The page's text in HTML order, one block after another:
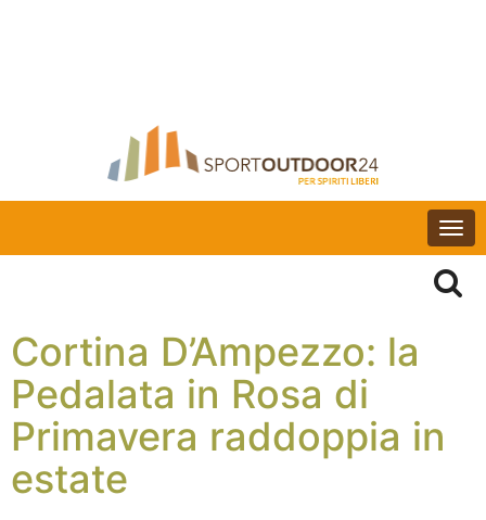
Cortina D’Ampezzo: la
Pedalata in Rosa di
Primavera raddoppia in
estate